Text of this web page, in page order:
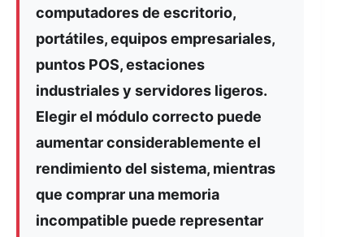
computadores de escritorio,
portátiles, equipos empresariales,
puntos POS, estaciones
industriales y servidores ligeros.
Elegir el módulo correcto puede
aumentar considerablemente el
rendimiento del sistema, mientras
que comprar una memoria
incompatible puede representar